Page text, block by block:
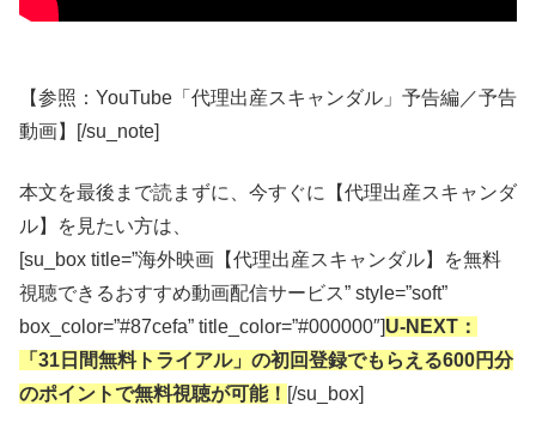
【参照：YouTube「代理出産スキャンダル」予告編／予告
動画】[/su_note]
本文を最後まで読まずに、今すぐに【代理出産スキャンダ
ル】を見たい方は、
[su_box title=”海外映画【代理出産スキャンダル】を無料
視聴できるおすすめ動画配信サービス” style=”soft”
box_color=”#87cefa” title_color=”#000000″]U-NEXT：
「31日間無料トライアル」の初回登録でもらえる600円分
のポイントで無料視聴が可能！ [/su_box]